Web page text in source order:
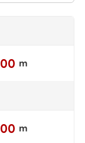
00 m
00 m